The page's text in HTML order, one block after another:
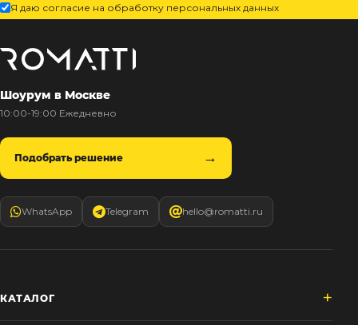
Я даю согласие на обработку персональных данных
Шоурум в Москве
10:00-19:00 Ежедневно
Подобрать решение
WhatsApp Telegram hello@romatti.ru
КАТАЛОГ